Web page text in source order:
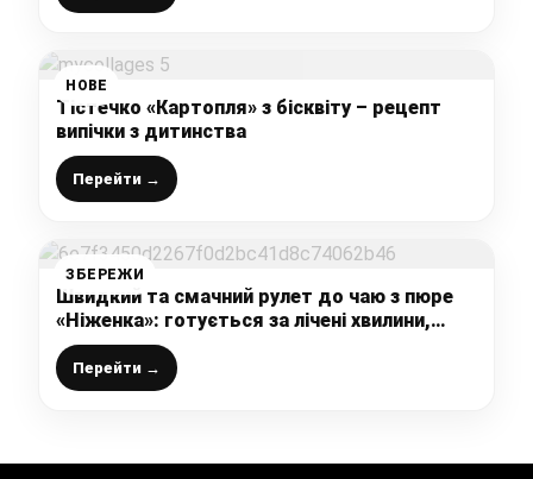
НОВЕ
Тістечко «Картопля» з бісквіту – рецепт
випічки з дитинства
Перейти →
ЗБЕРЕЖИ
Швидкий та смачний рулет до чаю з пюре
«Ніженка»: готується за лічені хвилини,
рецепт із розряду “на швидку руку”
Перейти →